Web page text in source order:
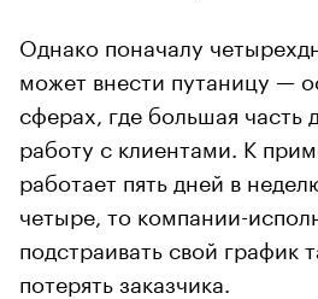
Однако поначалу
может внести путаницу —
сферах, где большая часть
работу с клиентами. К
работает пять дней в
четыре, то компании-
подстраивать свой график
потерять заказчика.